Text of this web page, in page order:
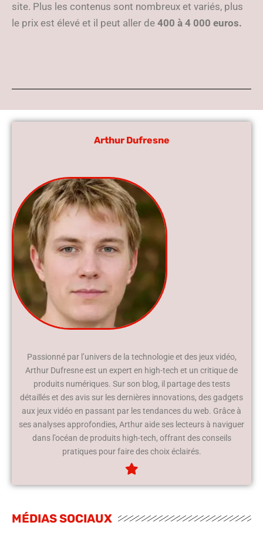
site. Plus les contenus sont nombreux et variés, plus
le prix est élevé et il peut aller de 400 à 4 000 euros.
Arthur Dufresne
Passionné par l’univers de la technologie et des jeux vidéo,
Arthur Dufresne est un expert en high-tech et un critique de
produits numériques. Sur son blog, il partage des tests
détaillés et des avis sur les dernières innovations, des gadgets
aux jeux vidéo en passant par les tendances du web. Grâce à
ses analyses approfondies, Arthur aide ses lecteurs à naviguer
dans l’océan de produits high-tech, offrant des conseils
pratiques pour faire des choix éclairés.
MÉDIAS SOCIAUX